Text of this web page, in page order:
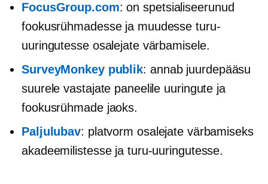
FocusGroup.com: on spetsialiseerunud
fookusrühmadesse ja muudesse turu-
uuringutesse osalejate värbamisele.
SurveyMonkey publik: annab juurdepääsu
suurele vastajate paneelile uuringute ja
fookusrühmade jaoks.
Paljulubav: platvorm osalejate värbamiseks
akadeemilistesse ja turu-uuringutesse.